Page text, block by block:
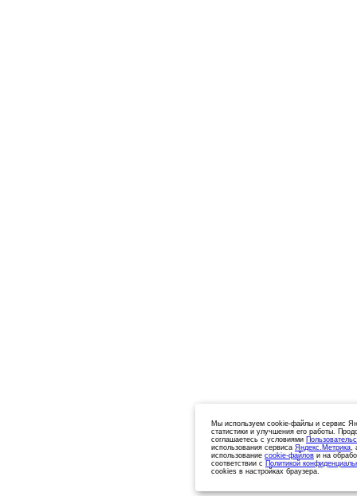
Мы используем cookie-файлы и сервис
статистики и улучшения его работы.
соглашаетесь с условиями
использования сервиса Яндекс.Метрика,
использование cookie-файлов и на
соответствии с Политикой
cookies в настройках браузера.